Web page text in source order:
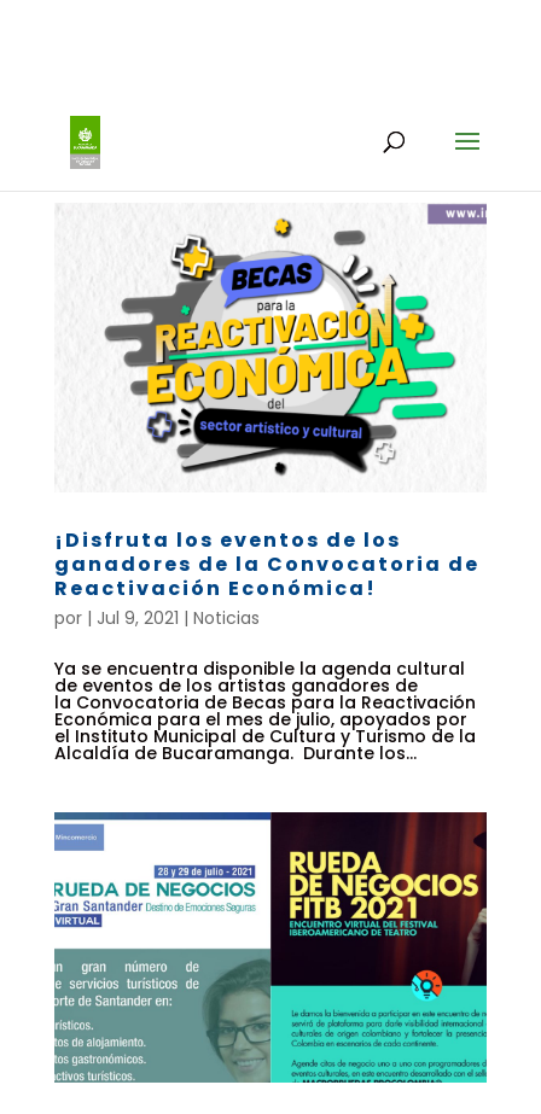
¡Disfruta los eventos de los
ganadores de la Convocatoria de
Reactivación Económica!
por | Jul 9, 2021 | Noticias
Ya se encuentra disponible la agenda cultural
de eventos de los artistas ganadores de
la Convocatoria de Becas para la Reactivación
Económica para el mes de julio, apoyados por
el Instituto Municipal de Cultura y Turismo de la
Alcaldía de Bucaramanga. Durante los...